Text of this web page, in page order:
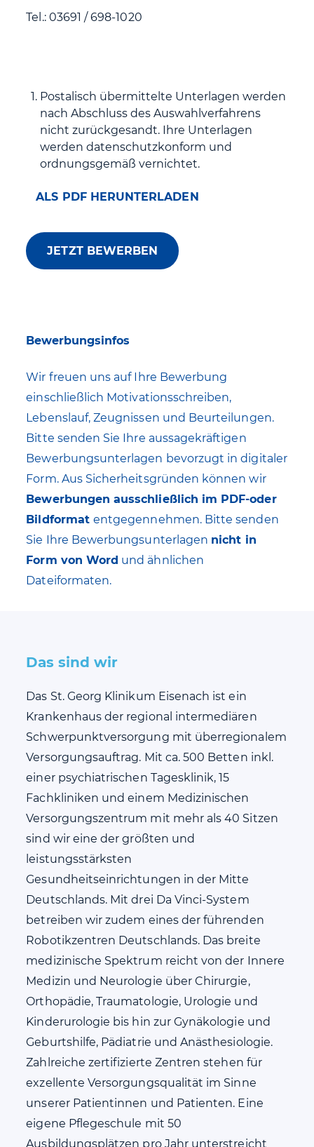
Tel.: 03691 / 698-1020
Postalisch übermittelte Unterlagen werden
nach Abschluss des Auswahlverfahrens
nicht zurückgesandt. Ihre Unterlagen
werden datenschutzkonform und
ordnungsgemäß vernichtet.
ALS PDF HERUNTERLADEN
JETZT BEWERBEN
Bewerbungsinfos
Wir freuen uns auf Ihre Bewerbung
einschließlich Motivationsschreiben,
Lebenslauf, Zeugnissen und Beurteilungen.
Bitte senden Sie Ihre aussagekräftigen
Bewerbungsunterlagen bevorzugt in digitaler
Form. Aus Sicherheitsgründen können wir
Bewerbungen ausschließlich im PDF-oder
Bildformat entgegennehmen. Bitte senden
Sie Ihre Bewerbungsunterlagen nicht in
Form von Word und ähnlichen
Dateiformaten.
Das sind wir
Das St. Georg Klinikum Eisenach ist ein
Krankenhaus der regional intermediären
Schwerpunktversorgung mit überregionalem
Versorgungsauftrag. Mit ca. 500 Betten inkl.
einer psychiatrischen Tagesklinik, 15
Fachkliniken und einem Medizinischen
Versorgungszentrum mit mehr als 40 Sitzen
sind wir eine der größten und
leistungsstärksten
Gesundheitseinrichtungen in der Mitte
Deutschlands. Mit drei Da Vinci-System
betreiben wir zudem eines der führenden
Robotikzentren Deutschlands. Das breite
medizinische Spektrum reicht von der Innere
Medizin und Neurologie über Chirurgie,
Orthopädie, Traumatologie, Urologie und
Kinderurologie bis hin zur Gynäkologie und
Geburtshilfe, Pädiatrie und Anästhesiologie.
Zahlreiche zertifizierte Zentren stehen für
exzellente Versorgungsqualität im Sinne
unserer Patientinnen und Patienten. Eine
eigene Pflegeschule mit 50
Ausbildungsplätzen pro Jahr unterstreicht